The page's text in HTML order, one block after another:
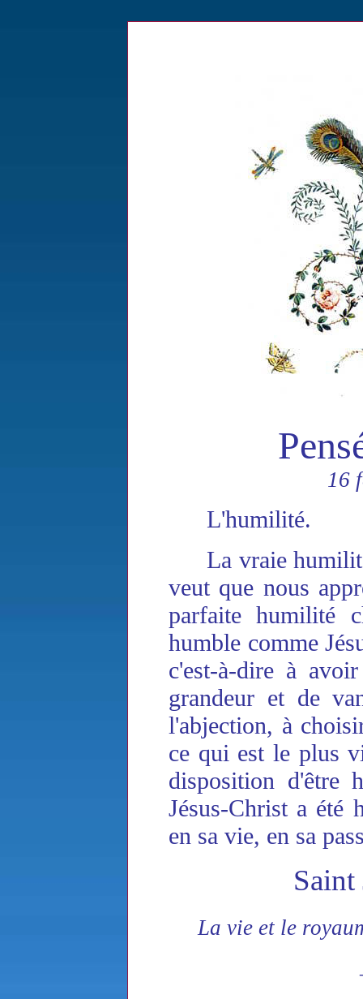
16
L'humilité.
La vraie
veut que nous
parfaite humilité
humble comme
c'est-à-dire à
grandeur et de
l'abjection, à
ce qui est le plus
disposition d'être
Jésus-Christ a été
en sa vie, en sa
Saint
La vie et le